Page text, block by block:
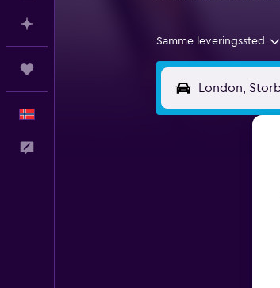
Samme leveringssted